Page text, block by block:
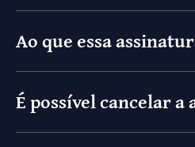
Ao que essa
É possível cancelar a